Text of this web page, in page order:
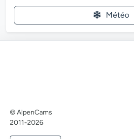
Météo
© AlpenCams
2011-2026